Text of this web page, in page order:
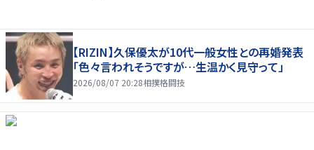
【RIZIN】久保優太が10代一般女性との再婚発表
「色々言われそうですが…生温かく見守って」
2026/08/07 20:28相撲格闘技